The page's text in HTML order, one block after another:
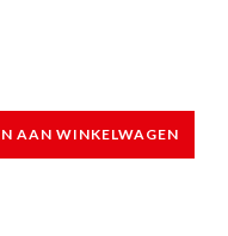
AAN WINKELWAGEN